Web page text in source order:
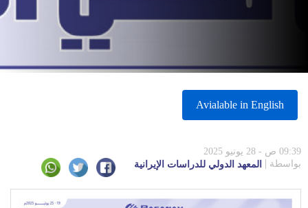
Avialable in English
09:39 ص - 28 يونيو 2025
بواسطة
المعهد الدولي للدراسات الإيرانية